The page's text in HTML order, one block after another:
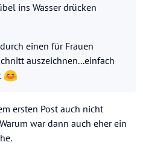
ins Wasser drücken
einen für Frauen
auszeichnen...einfach
ersten Post auch nicht
war dann auch eher ein